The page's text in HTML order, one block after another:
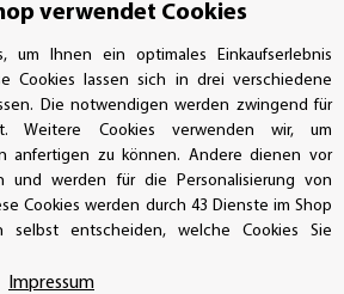
ZAHLUNGSARTEN*
SSL-Verschlüsselung
verwendet Cookies
um Ihnen ein optimales Einkaufserlebnis
Cookies lassen sich in drei verschiedene
Die notwendigen werden zwingend für
Weitere Cookies verwenden wir, um
anfertigen zu können. Andere dienen vor
und werden für die Personalisierung von
Cookies werden durch 43 Dienste im Shop
selbst entscheiden, welche Cookies Sie
Impressum